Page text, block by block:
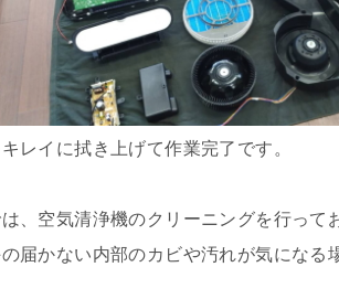
レイに拭き上げて作業完了です。
、空気清浄機のクリーニングを行って
届かない内部のカビや汚れが気になる